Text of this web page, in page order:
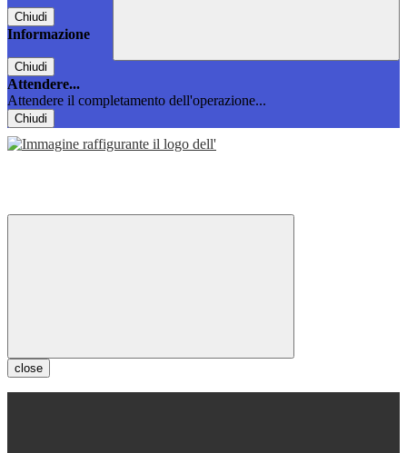
Chiudi
Informazione
Chiudi
Attendere...
Attendere il completamento dell'operazione...
Chiudi
close